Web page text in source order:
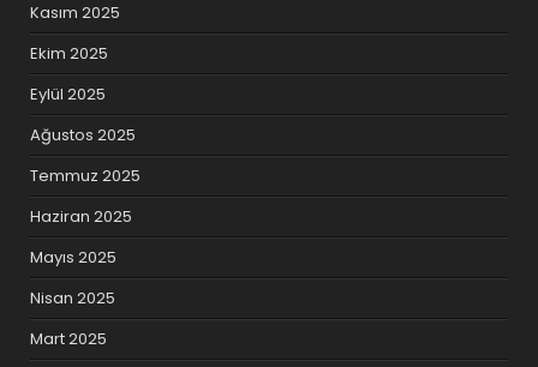
Kasım 2025
Ekim 2025
Eylül 2025
Ağustos 2025
Temmuz 2025
Haziran 2025
Mayıs 2025
Nisan 2025
Mart 2025